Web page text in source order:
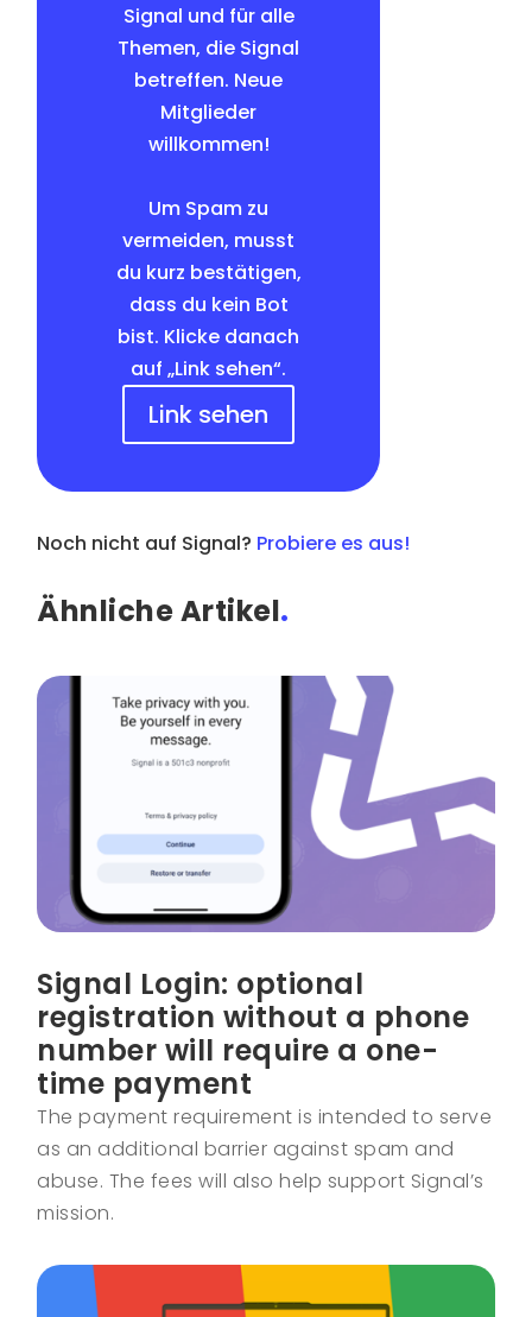
Signal und für alle
Themen, die Signal
betreffen. Neue
Mitglieder
willkommen!
Um Spam zu
vermeiden, musst
du kurz bestätigen,
dass du kein Bot
bist. Klicke danach
auf „Link sehen“.
Link sehen
Noch nicht auf Signal? Probiere es aus!
Ähnliche Artikel.
Signal Login: optional
registration without a phone
number will require a one-
time payment
The payment requirement is intended to serve
as an additional barrier against spam and
abuse. The fees will also help support Signal’s
mission.